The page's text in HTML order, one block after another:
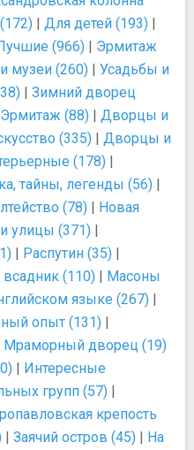
| Для детей (193) |
(966) | Эрмитаж
музеи (260) | Усадьбы и
| Зимний дворец
(88) | Дворцы и
(335) | Дворцы и
(178) |
тайны, легенды (56) |
(78) | Новая
улицы (371) |
| Распутин (35) |
(110) | Масоны
языке (267) |
опыт (131) |
Мраморный дворец (19)
| Интересные
групп (57) |
крепость
| Заячий остров (45) | На